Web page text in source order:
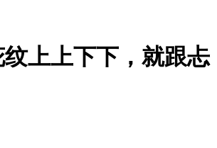
上上下下，就跟忐